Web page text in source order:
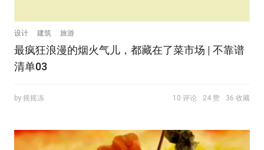
设计 建筑 旅游
最疯狂浪漫的烟火气儿，都藏在了菜市场 | 不靠谱
清单03
by 摇摇冻 10 评论 24 赞 36 收藏